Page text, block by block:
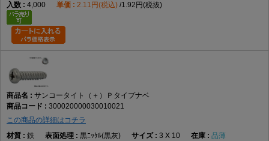
4,000
2.11円(税込) 1.92円(税抜)
サンコータイト（＋）Ｐタイプナベ
300020000030010021
この商品の詳細はコチラ
鉄
黒ﾆｯｹﾙ(黒灰) 3 X 10
品薄